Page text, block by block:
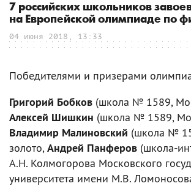
7 российских школьников
на Европейской олимпиаде по
04 июня 2018, 13:33
Победителями и призерами
Григорий Бобков (школа № 1589,
Алексей Шишкин (школа № 1589,
Владимир Малиновский (школа №
золото,Андрей Панферов (школа-
А.Н. Колмогорова Московского
университета имени М.В.